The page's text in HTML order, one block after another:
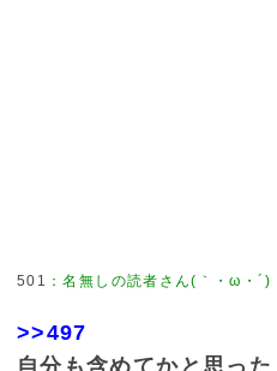
501 ：名無しの読者さん(｀・ω・´)
>>497